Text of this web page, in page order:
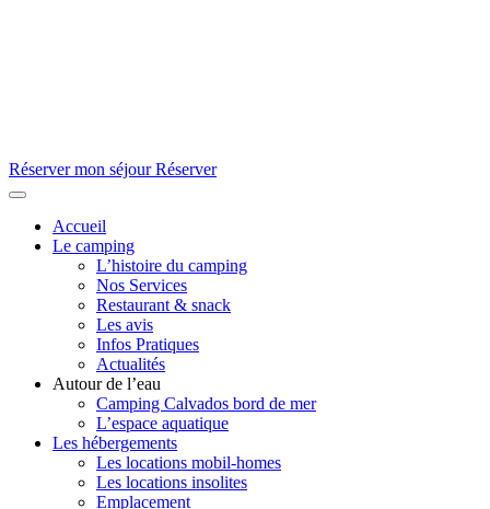
Réserver mon séjour Réserver
Accueil
Le camping
L’histoire du camping
Nos Services
Restaurant & snack
Les avis
Infos Pratiques
Actualités
Autour de l’eau
Camping Calvados bord de mer
L’espace aquatique
Les hébergements
Les locations mobil-homes
Les locations insolites
Emplacement